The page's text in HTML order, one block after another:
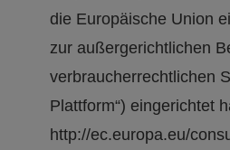
die Europäische Union
zur außergerichtlichen
verbraucherrechtlichen
Plattform“) eingerichtet
http://ec.europa.eu/